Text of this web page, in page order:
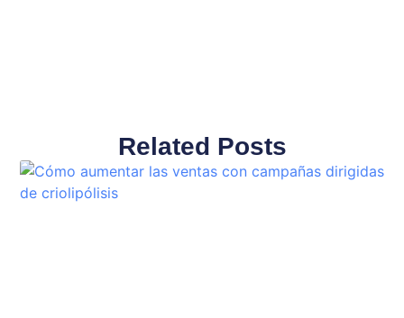
Related Posts